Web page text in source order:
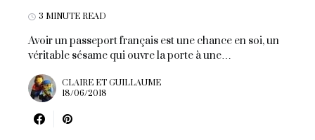
3 MINUTE READ
Avoir un passeport français est une chance en soi, un
véritable sésame qui ouvre la porte à une…
CLAIRE ET GUILLAUME
18/06/2018